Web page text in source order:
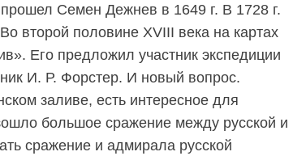
Семен Дежнев в 1649 г. В 1728 г.
второй половине XVIII века на картах
Его предложил участник экспедиции
И. Р. Форстер. И новый вопрос.
заливе, есть интересное для
большое сражение между русской и
сражение и адмирала русской